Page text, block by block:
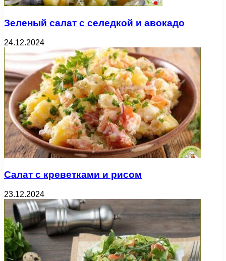
Зеленый салат с селедкой и авокадо
24.12.2024
Салат с креветками и рисом
23.12.2024